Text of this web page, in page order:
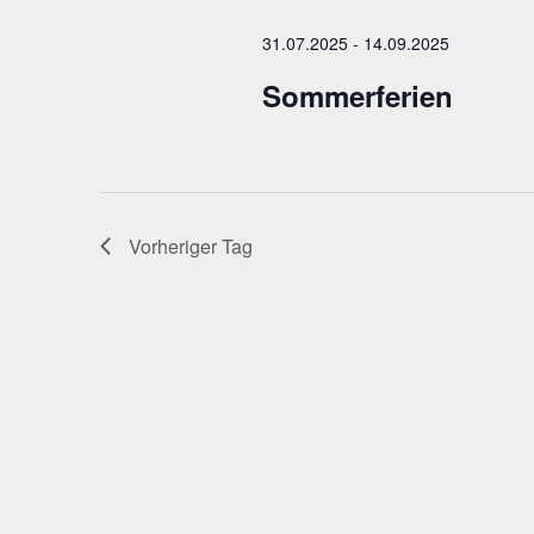
31.07.2025- 14.09.2025
Sommerferien
Vorheriger Tag